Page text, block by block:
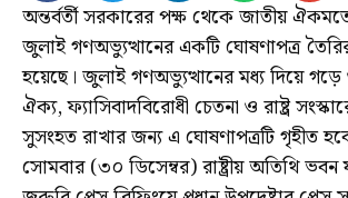
অন্তর্বর্তী সরকারের পক্ষ থেকে জাতীয়
জুলাই গণঅভ্যুত্থানের একটি ঘোষণাপত্র
হয়েছে। জুলাই গণঅভ্যুত্থানের মধ্য দিয়ে
ঐক্য, ফ্যাসিবাদবিরোধী চেতনা ও রাষ্ট্র
সুসংহত রাখার জন্য এ ঘোষণাপত্রটি গৃহীত
সোমবার (৩০ ডিসেম্বর) রাষ্ট্রীয় অতিথি